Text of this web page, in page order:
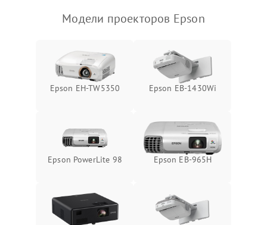
Модели проекторов Epson
Epson EH-TW5350 Epson EB-1430Wi
Epson PowerLite 98 Epson EB-965H